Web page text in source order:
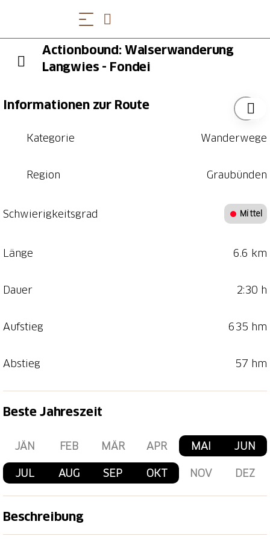
Actionbound: Walserwanderung
Langwies - Fondei
Informationen zur Route
Kategorie Wanderwege
Region Graubünden
Schwierigkeitsgrad Mittel
Länge 6.6 km
Dauer 2:30 h
Aufstieg 635 hm
Abstieg 57 hm
Beste Jahreszeit
JÄN FEB MÄR APR MAI JUN
JUL AUG SEP OKT NOV DEZ
Beschreibung